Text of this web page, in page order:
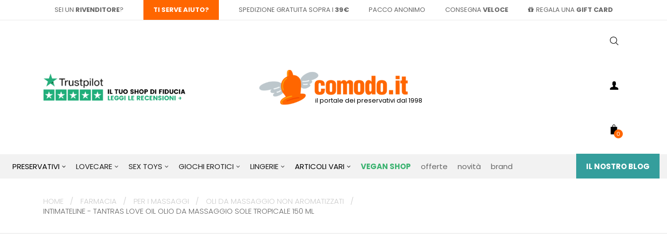
SEI UN RIVENDITORE? TI SERVE AIUTO? SPEDIZIONE GRATUITA SOPRA I 39€ PACCO ANONIMO CONSEGNA VELOCE REGALA UNA GIFT CARD
il portale dei preservativi dal 1998
0
PRESERVATIVI LOVECARE SEX TOYS GIOCHI EROTICI LINGERIE ARTICOLI VARI VEGAN SHOP offerte novità brand IL NOSTRO BLOG
HOME FARMACIA PER I MASSAGGI
OLI DA MASSAGGIO NON AROMATIZZATI
INTIMATELINE - TANTRAS LOVE OIL OLIO DA MASSAGGIO SOLE TROPICALE 150 ML